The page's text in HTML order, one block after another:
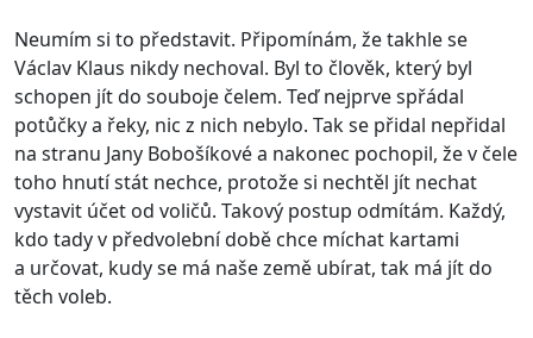
Neumím si to představit. Připomínám, že takhle se
Václav Klaus nikdy nechoval. Byl to člověk, který byl
schopen jít do souboje čelem. Teď nejprve spřádal
potůčky a řeky, nic z nich nebylo. Tak se přidal nepřidal
na stranu Jany Bobošíkové a nakonec pochopil, že v čele
toho hnutí stát nechce, protože si nechtěl jít nechat
vystavit účet od voličů. Takový postup odmítám. Každý,
kdo tady v předvolební době chce míchat kartami
a určovat, kudy se má naše země ubírat, tak má jít do
těch voleb.